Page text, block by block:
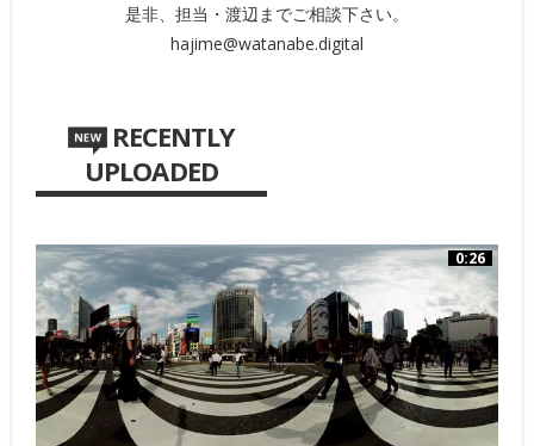
是非、担当・渡辺までご相談下さい。
hajime@watanabe.digital
RECENTLY
UPLOADED
0:26